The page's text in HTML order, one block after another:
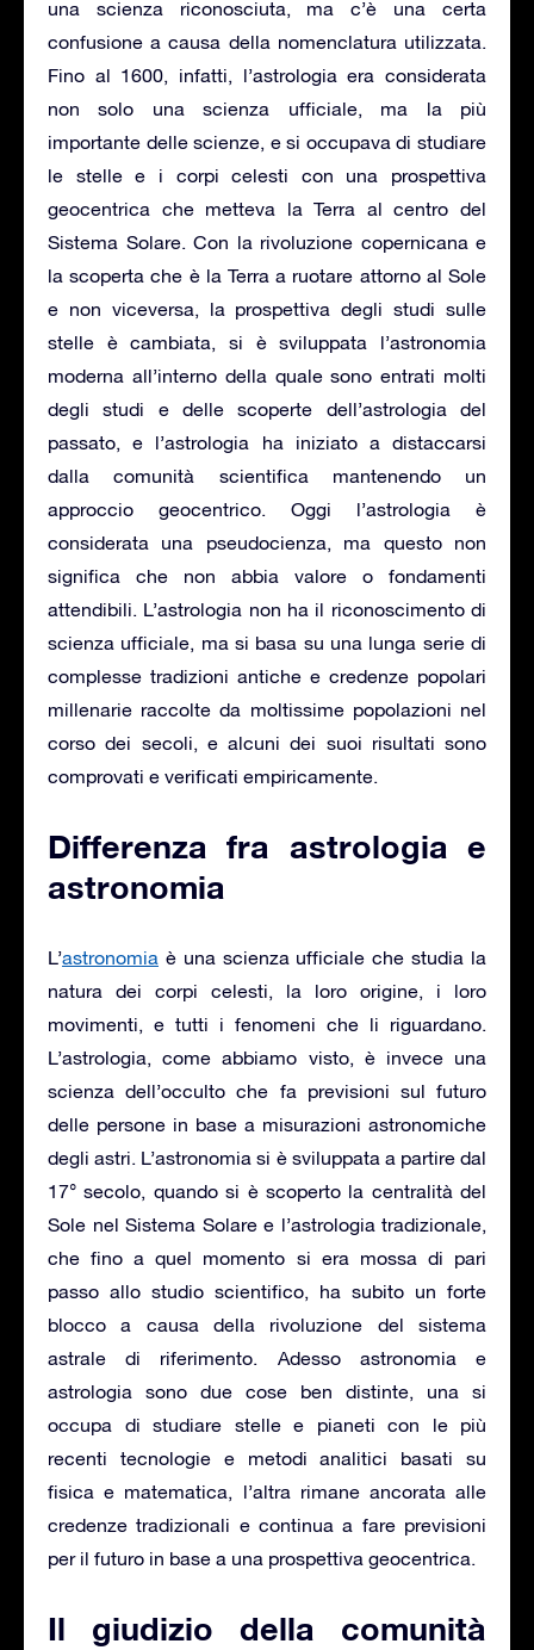
una scienza riconosciuta, ma c’è una certa
confusione a causa della nomenclatura utilizzata.
Fino al 1600, infatti, l’astrologia era considerata
non solo una scienza ufficiale, ma la più
importante delle scienze, e si occupava di studiare
le stelle e i corpi celesti con una prospettiva
geocentrica che metteva la Terra al centro del
Sistema Solare. Con la rivoluzione copernicana e
la scoperta che è la Terra a ruotare attorno al Sole
e non viceversa, la prospettiva degli studi sulle
stelle è cambiata, si è sviluppata l’astronomia
moderna all’interno della quale sono entrati molti
degli studi e delle scoperte dell’astrologia del
passato, e l’astrologia ha iniziato a distaccarsi
dalla comunità scientifica mantenendo un
approccio geocentrico. Oggi l’astrologia è
considerata una pseudocienza, ma questo non
significa che non abbia valore o fondamenti
attendibili. L’astrologia non ha il riconoscimento di
scienza ufficiale, ma si basa su una lunga serie di
complesse tradizioni antiche e credenze popolari
millenarie raccolte da moltissime popolazioni nel
corso dei secoli, e alcuni dei suoi risultati sono
comprovati e verificati empiricamente.
Differenza fra astrologia e
astronomia
L’astronomia è una scienza ufficiale che studia la
natura dei corpi celesti, la loro origine, i loro
movimenti, e tutti i fenomeni che li riguardano.
L’astrologia, come abbiamo visto, è invece una
scienza dell’occulto che fa previsioni sul futuro
delle persone in base a misurazioni astronomiche
degli astri. L’astronomia si è sviluppata a partire dal
17° secolo, quando si è scoperto la centralità del
Sole nel Sistema Solare e l’astrologia tradizionale,
che fino a quel momento si era mossa di pari
passo allo studio scientifico, ha subito un forte
blocco a causa della rivoluzione del sistema
astrale di riferimento. Adesso astronomia e
astrologia sono due cose ben distinte, una si
occupa di studiare stelle e pianeti con le più
recenti tecnologie e metodi analitici basati su
fisica e matematica, l’altra rimane ancorata alle
credenze tradizionali e continua a fare previsioni
per il futuro in base a una prospettiva geocentrica.
Il giudizio della comunità